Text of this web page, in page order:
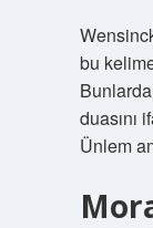
bu
duasını
Ünlem